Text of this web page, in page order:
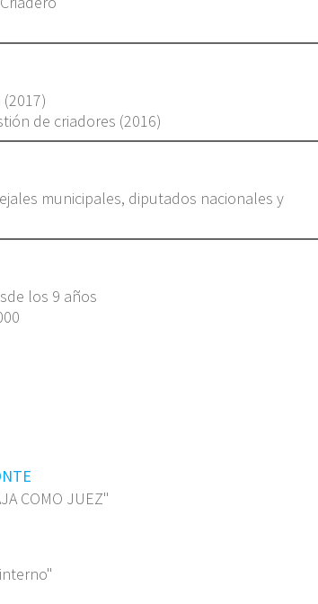
de criadores (2016)
municipales, diputados nacionales y
los 9 años
COMO JUEZ"